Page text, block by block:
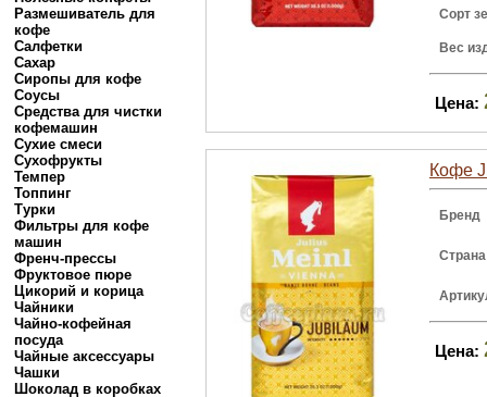
Размешиватель для
кофе
Салфетки
Сахар
Сиропы для кофе
Соусы
Средства для чистки
кофемашин
Сухие смеси
Сухофрукты
Темпер
Топпинг
Турки
Фильтры для кофе
машин
Френч-прессы
Фруктовое пюре
Цикорий и корица
Чайники
Чайно-кофейная
посуда
Чайные аксессуары
Чашки
Шоколад в коробках
Сорт
Вес
Цена:
Кофе
Бренд
Цена: